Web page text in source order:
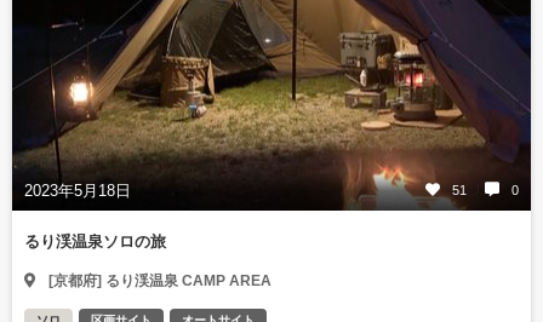
2023年5月18日 51 0
るり渓温泉ソロの旅
[京都府] るり渓温泉 CAMP AREA